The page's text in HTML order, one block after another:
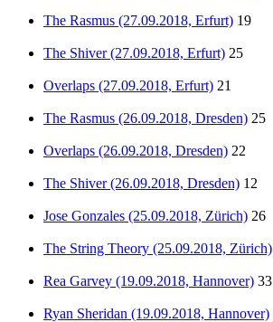
The Rasmus (27.09.2018, Erfurt) 19
The Shiver (27.09.2018, Erfurt) 25
Overlaps (27.09.2018, Erfurt) 21
The Rasmus (26.09.2018, Dresden) 25
Overlaps (26.09.2018, Dresden) 22
The Shiver (26.09.2018, Dresden) 12
Jose Gonzales (25.09.2018, Zürich) 26
The String Theory (25.09.2018, Zürich)
Rea Garvey (19.09.2018, Hannover) 33
Ryan Sheridan (19.09.2018, Hannover)